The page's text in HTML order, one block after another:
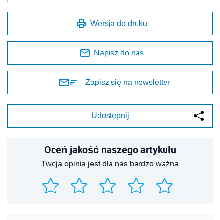
Wersja do druku
Napisz do nas
Zapisz się na newsletter
Udostępnij
Oceń jakość naszego artykułu
Twoja opinia jest dla nas bardzo ważna